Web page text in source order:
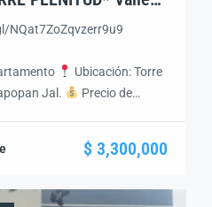
NQat7ZoZqvzerr9u9
Ubicación: Torre
Jal.
Precio de
Generales Construcción:
Antigüedad: 5 años
$ 3,300,000